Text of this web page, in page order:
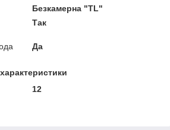
Безкамерна "TL"
Так
Да
12